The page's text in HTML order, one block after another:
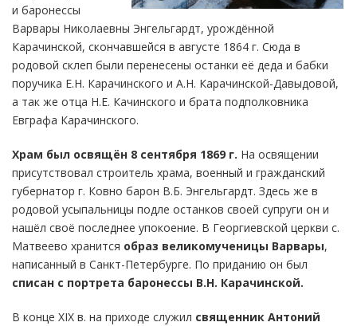
и баронессы
Варвары Николаевны Энгельгардт, урождённой
Карачинской, скончавшейся в августе 1864 г. Сюда в
родовой склеп были перенесены останки её деда и бабки
поручика Е.Н. Карачинского и А.Н. Карачинской-Давыдовой,
а так же отца Н.Е. Качинского и брата подполковника
Евграфа Карачинского.
Храм был освящён 8 сентября 1869 г. На освящении
присутствовал строитель храма, военный и гражданский
губернатор г. Ковно барон В.Б. Энгельгардт. Здесь же в
родовой усыпальницы подле останков своей супруги он и
нашёл своё последнее упокоение. В Георгиевской церкви с.
Матвеево хранится образ великомученицы Варвары,
написанный в Санкт-Петербурге. По приданию он был
списан с портрета баронессы В.Н. Карачинской.
В конце XIX в. на приходе служил священник Антоний